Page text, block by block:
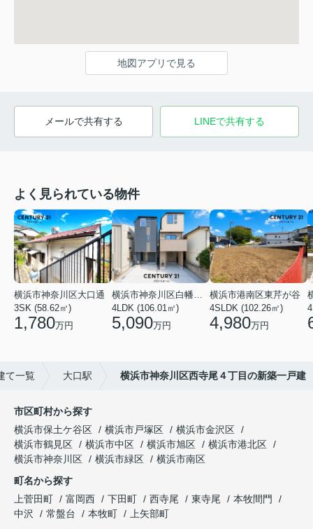
地図アプリで見る
メールで共有する LINEで共有する
よく見られている物件
横浜市神奈川区大口通
3SK (58.62㎡)
1,780万円
横浜市神奈川区白幡東町
4LDK (106.01㎡)
5,090万円
横浜市港南区東芹が谷
4SLDK (102.26㎡)
4,980万円
て一覧 大口駅 横浜市神奈川区西寺尾４丁目の新築一戸建
市区町村から探す
横浜市保土ケ谷区
横浜市戸塚区
横浜市金沢区
横浜市鶴見区
横浜市中区 横浜市旭区
横浜市港北区
横浜市神奈川区
横浜市緑区
横浜市南区
町名から探す
上菅田町
富岡西 下田町 西寺尾 東寺尾
本牧間門
中沢
常盤台 本牧町
上矢部町